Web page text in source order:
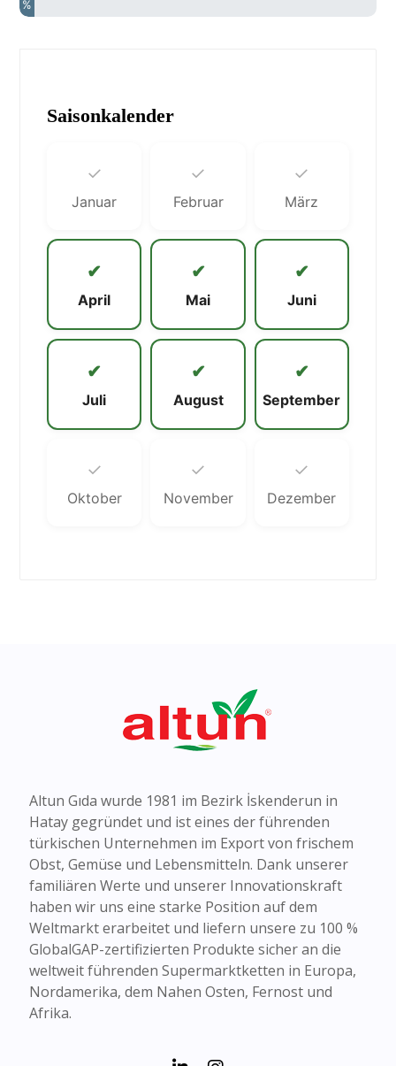
%
Saisonkalender
✓
Januar
✓
Februar
✓
März
✔
April
✔
Mai
✔
Juni
✔
Juli
✔
August
✔
September
✓
Oktober
✓
November
✓
Dezember
Altun Gıda wurde 1981 im Bezirk İskenderun in
Hatay gegründet und ist eines der führenden
türkischen Unternehmen im Export von frischem
Obst, Gemüse und Lebensmitteln. Dank unserer
familiären Werte und unserer Innovationskraft
haben wir uns eine starke Position auf dem
Weltmarkt erarbeitet und liefern unsere zu 100 %
GlobalGAP-zertifizierten Produkte sicher an die
weltweit führenden Supermarktketten in Europa,
Nordamerika, dem Nahen Osten, Fernost und
Afrika.